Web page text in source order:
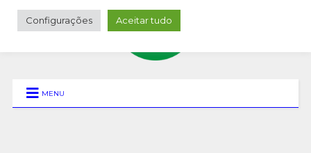
MENU
Configurações Aceitar tudo